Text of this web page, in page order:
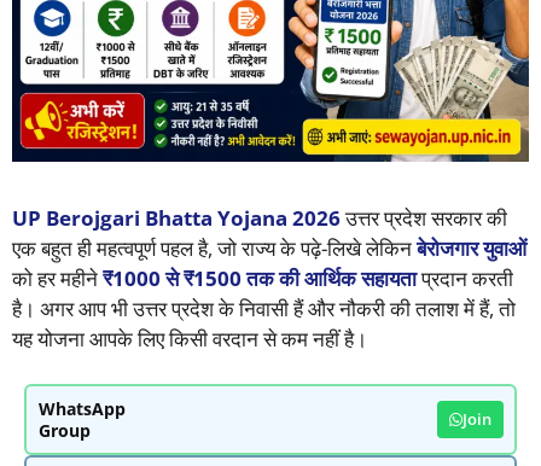
UP Berojgari Bhatta Yojana 2026उत्तर प्रदेश सरकार की
एक बहुत ही महत्वपूर्ण पहल है, जो राज्य के पढ़े-लिखे लेकिनबेरोजगार युवाओं
को हर महीने₹1000 से ₹1500 तक की आर्थिक सहायताप्रदान करती
है। अगर आप भी उत्तर प्रदेश के निवासी हैं और नौकरी की तलाश में हैं, तो
यह योजना आपके लिए किसी वरदान से कम नहीं है।
WhatsApp
Group
Join